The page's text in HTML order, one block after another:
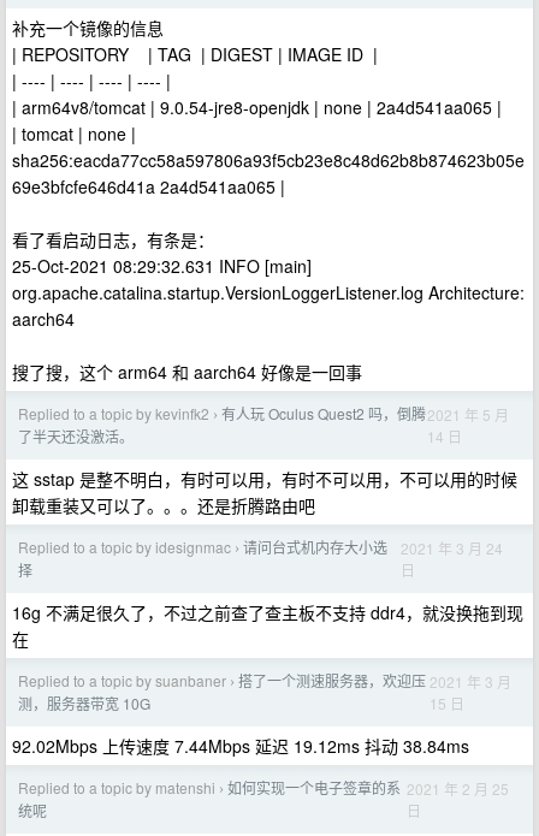
补充一个镜像的信息
| REPOSITORY | TAG | DIGEST | IMAGE ID |
| ---- | ---- | ---- | ---- |
| arm64v8/tomcat | 9.0.54-jre8-openjdk | none | 2a4d541aa065 |
| tomcat | none |
sha256:eacda77cc58a597806a93f5cb23e8c48d62b8b874623b05e
69e3bfcfe646d41a 2a4d541aa065 |
看了看启动日志，有条是：
25-Oct-2021 08:29:32.631 INFO [main]
org.apache.catalina.startup.VersionLoggerListener.log Architecture:
aarch64
搜了搜，这个 arm64 和 aarch64 好像是一回事
Replied to a topic by kevinfk2 › 有人玩 Oculus Quest2 吗，倒腾
了半天还没激活。
2021 年 5 月
14 日
这 sstap 是整不明白，有时可以用，有时不可以用，不可以用的时候
卸载重装又可以了。。。还是折腾路由吧
Replied to a topic by idesignmac › 请问台式机内存大小选
择
2021 年 3 月 24
日
16g 不满足很久了，不过之前查了查主板不支持 ddr4，就没换拖到现
在
Replied to a topic by suanbaner › 搭了一个测速服务器，欢迎压
测，服务器带宽 10G
2021 年 3 月
15 日
92.02Mbps 上传速度 7.44Mbps 延迟 19.12ms 抖动 38.84ms
Replied to a topic by matenshi › 如何实现一个电子签章的系
统呢
2021 年 2 月 25
日